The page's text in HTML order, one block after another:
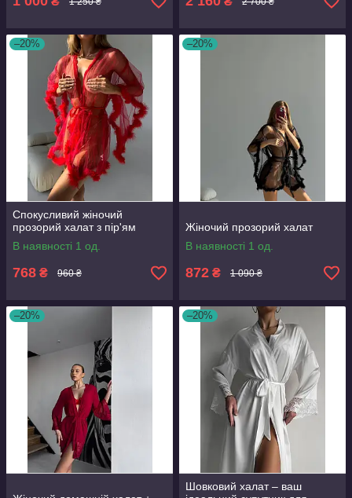
–20%
Спокусливий жіночий
прозорий халат з пір'ям
В наявності 1 од.
768 ₴ 960 ₴
–20%
Жіночий прозорий халат
В наявності 1 од.
872 ₴ 1 090 ₴
–20% –20%
Шовковий халат – ваш